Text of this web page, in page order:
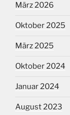
März 2026
Oktober 2025
März 2025
Oktober 2024
Januar 2024
August 2023